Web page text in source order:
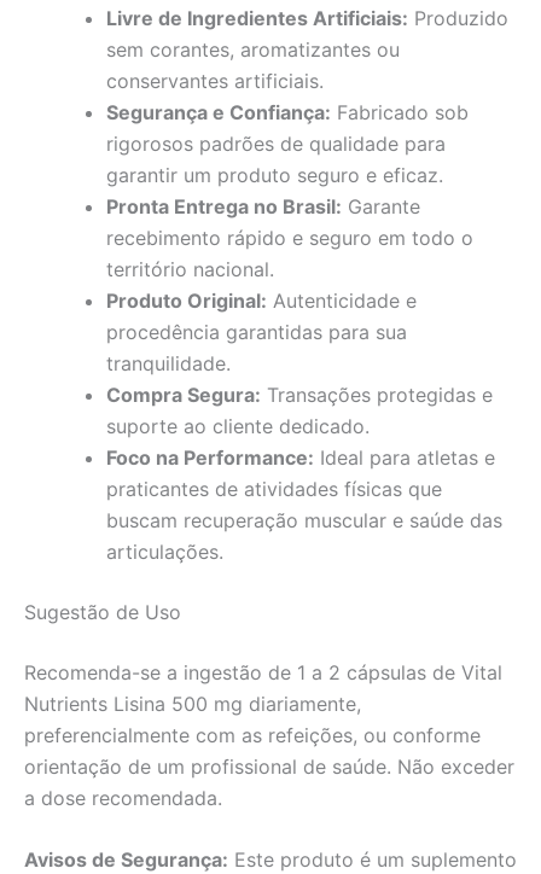
Livre de Ingredientes Artificiais: Produzido
sem corantes, aromatizantes ou
conservantes artificiais.
Segurança e Confiança: Fabricado sob
rigorosos padrões de qualidade para
garantir um produto seguro e eficaz.
Pronta Entrega no Brasil: Garante
recebimento rápido e seguro em todo o
território nacional.
Produto Original: Autenticidade e
procedência garantidas para sua
tranquilidade.
Compra Segura: Transações protegidas e
suporte ao cliente dedicado.
Foco na Performance: Ideal para atletas e
praticantes de atividades físicas que
buscam recuperação muscular e saúde das
articulações.
Sugestão de Uso
Recomenda-se a ingestão de 1 a 2 cápsulas de Vital
Nutrients Lisina 500 mg diariamente,
preferencialmente com as refeições, ou conforme
orientação de um profissional de saúde. Não exceder
a dose recomendada.
Avisos de Segurança: Este produto é um suplemento